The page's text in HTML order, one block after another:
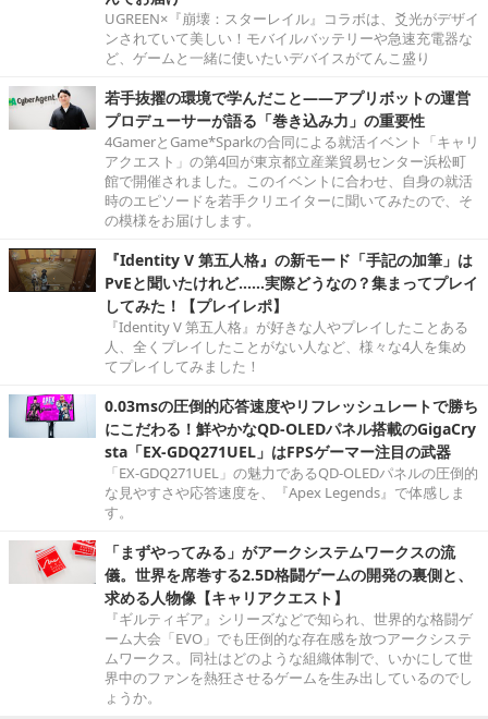
UGREEN×『崩壊：スターレイル』コラボは、爻光がデザイ
ンされていて美しい！モバイルバッテリーや急速充電器な
ど、ゲームと一緒に使いたいデバイスがてんこ盛り
若手抜擢の環境で学んだこと――アプリボットの運営
プロデューサーが語る「巻き込み力」の重要性
4GamerとGame*Sparkの合同による就活イベント「キャリ
アクエスト」の第4回が東京都立産業貿易センター浜松町
館で開催されました。このイベントに合わせ、自身の就活
時のエピソードを若手クリエイターに聞いてみたので、そ
の模様をお届けします。
『Identity V 第五人格』の新モード「手記の加筆」は
PvEと聞いたけれど……実際どうなの？集まってプレイ
してみた！【プレイレポ】
『Identity V 第五人格』が好きな人やプレイしたことある
人、全くプレイしたことがない人など、様々な4人を集め
てプレイしてみました！
0.03msの圧倒的応答速度やリフレッシュレートで勝ち
にこだわる！鮮やかなQD-OLEDパネル搭載のGigaCry
sta「EX-GDQ271UEL」はFPSゲーマー注目の武器
「EX-GDQ271UEL」の魅力であるQD-OLEDパネルの圧倒的
な見やすさや応答速度を、『Apex Legends』で体感しま
す。
「まずやってみる」がアークシステムワークスの流
儀。世界を席巻する2.5D格闘ゲームの開発の裏側と、
求める人物像【キャリアクエスト】
『ギルティギア』シリーズなどで知られ、世界的な格闘ゲ
ーム大会「EVO」でも圧倒的な存在感を放つアークシステ
ムワークス。同社はどのような組織体制で、いかにして世
界中のファンを熱狂させるゲームを生み出しているのでし
ょうか。